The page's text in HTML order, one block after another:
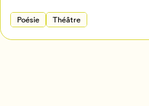
Poésie Théâtre